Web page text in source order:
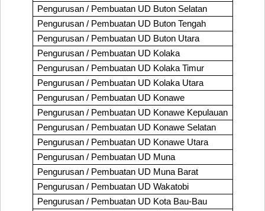
Pengurusan / Pembuatan UD Buton Selatan
Pengurusan / Pembuatan UD Buton Tengah
Pengurusan / Pembuatan UD Buton Utara
Pengurusan / Pembuatan UD Kolaka
Pengurusan / Pembuatan UD Kolaka Timur
Pengurusan / Pembuatan UD Kolaka Utara
Pengurusan / Pembuatan UD Konawe
Pengurusan / Pembuatan UD Konawe Kepulauan
Pengurusan / Pembuatan UD Konawe Selatan
Pengurusan / Pembuatan UD Konawe Utara
Pengurusan / Pembuatan UD Muna
Pengurusan / Pembuatan UD Muna Barat
Pengurusan / Pembuatan UD Wakatobi
Pengurusan / Pembuatan UD Kota Bau-Bau